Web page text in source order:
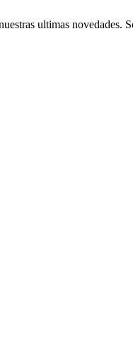
ultimas novedades.